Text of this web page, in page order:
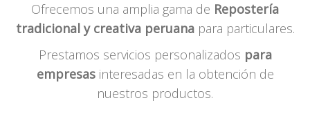
Ofrecemos una amplia gama de Repostería
tradicional y creativa peruanapara particulares.
Prestamos servicios personalizados para
empresasinteresadas en la obtención de
nuestros productos.